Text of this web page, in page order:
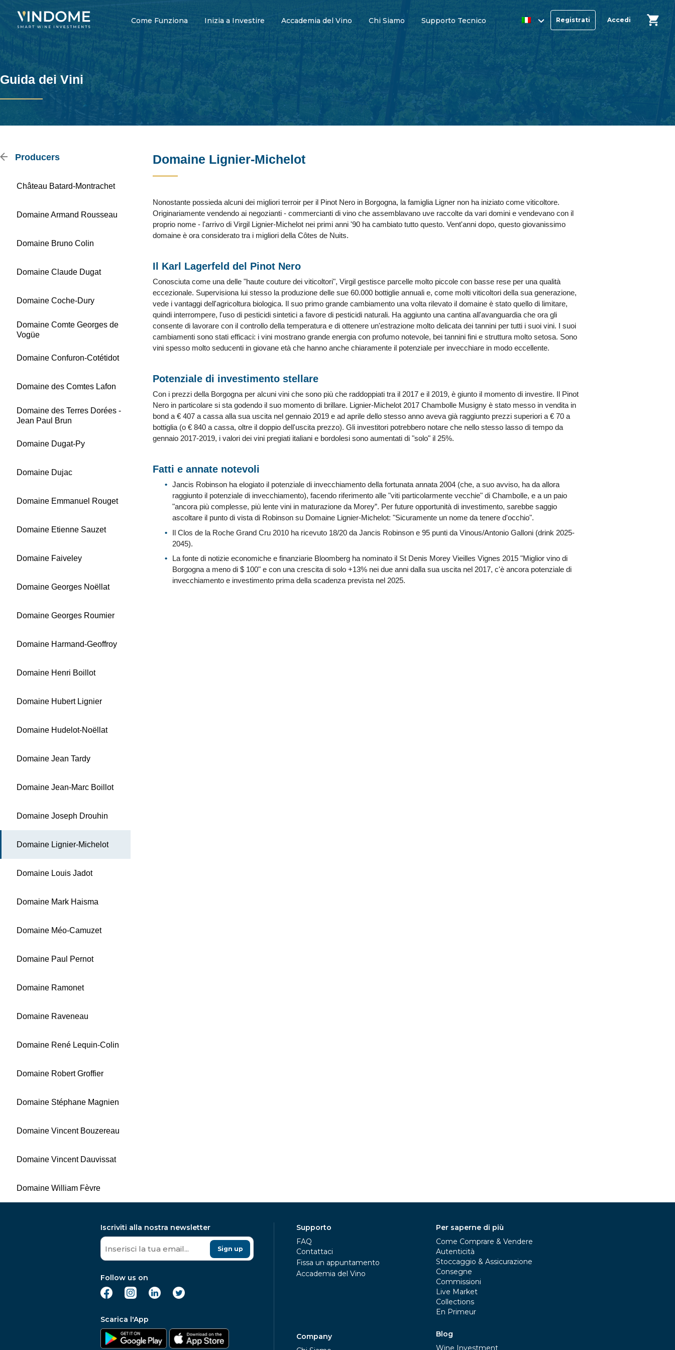
Come Funziona Inizia a Investire Accademia del Vino Chi Siamo Supporto Tecnico Registrati Accedi
Guida dei Vini
Producers
Château Batard-Montrachet
Domaine Armand Rousseau
Domaine Bruno Colin
Domaine Claude Dugat
Domaine Coche-Dury
Domaine Comte Georges de
Vogüe
Domaine Confuron-Cotétidot
Domaine des Comtes Lafon
Domaine des Terres Dorées -
Jean Paul Brun
Domaine Dugat-Py
Domaine Dujac
Domaine Emmanuel Rouget
Domaine Etienne Sauzet
Domaine Faiveley
Domaine Georges Noëllat
Domaine Georges Roumier
Domaine Harmand-Geoffroy
Domaine Henri Boillot
Domaine Hubert Lignier
Domaine Hudelot-Noëllat
Domaine Jean Tardy
Domaine Jean-Marc Boillot
Domaine Joseph Drouhin
Domaine Lignier-Michelot
Domaine Louis Jadot
Domaine Mark Haisma
Domaine Méo-Camuzet
Domaine Paul Pernot
Domaine Ramonet
Domaine Raveneau
Domaine René Lequin-Colin
Domaine Robert Groffier
Domaine Stéphane Magnien
Domaine Vincent Bouzereau
Domaine Vincent Dauvissat
Domaine William Fèvre
Domaine Lignier-Michelot
Nonostante possieda alcuni dei migliori terroir per il Pinot Nero in Borgogna, la famiglia Ligner non ha iniziato come viticoltore.
Originariamente vendendo ai negozianti - commercianti di vino che assemblavano uve raccolte da vari domini e vendevano con il
proprio nome - l'arrivo di Virgil Lignier-Michelot nei primi anni '90 ha cambiato tutto questo. Vent'anni dopo, questo giovanissimo
domaine è ora considerato tra i migliori della Côtes de Nuits.
Il Karl Lagerfeld del Pinot Nero
Conosciuta come una delle "haute couture dei viticoltori", Virgil gestisce parcelle molto piccole con basse rese per una qualità
eccezionale. Supervisiona lui stesso la produzione delle sue 60.000 bottiglie annuali e, come molti viticoltori della sua generazione,
vede i vantaggi dell'agricoltura biologica. Il suo primo grande cambiamento una volta rilevato il domaine è stato quello di limitare,
quindi interrompere, l'uso di pesticidi sintetici a favore di pesticidi naturali. Ha aggiunto una cantina all'avanguardia che ora gli
consente di lavorare con il controllo della temperatura e di ottenere un'estrazione molto delicata dei tannini per tutti i suoi vini. I suoi
cambiamenti sono stati efficaci: i vini mostrano grande energia con profumo notevole, bei tannini fini e struttura molto setosa. Sono
vini spesso molto seducenti in giovane età che hanno anche chiaramente il potenziale per invecchiare in modo eccellente.
Potenziale di investimento stellare
Con i prezzi della Borgogna per alcuni vini che sono più che raddoppiati tra il 2017 e il 2019, è giunto il momento di investire. Il Pinot
Nero in particolare si sta godendo il suo momento di brillare. Lignier-Michelot 2017 Chambolle Musigny è stato messo in vendita in
bond a € 407 a cassa alla sua uscita nel gennaio 2019 e ad aprile dello stesso anno aveva già raggiunto prezzi superiori a € 70 a
bottiglia (o € 840 a cassa, oltre il doppio dell'uscita prezzo). Gli investitori potrebbero notare che nello stesso lasso di tempo da
gennaio 2017-2019, i valori dei vini pregiati italiani e bordolesi sono aumentati di "solo" il 25%.
Fatti e annate notevoli
Jancis Robinson ha elogiato il potenziale di invecchiamento della fortunata annata 2004 (che, a suo avviso, ha da allora
raggiunto il potenziale di invecchiamento), facendo riferimento alle "viti particolarmente vecchie" di Chambolle, e a un paio
"ancora più complesse, più lente vini in maturazione da Morey”. Per future opportunità di investimento, sarebbe saggio
ascoltare il punto di vista di Robinson su Domaine Lignier-Michelot: "Sicuramente un nome da tenere d'occhio".
Il Clos de la Roche Grand Cru 2010 ha ricevuto 18/20 da Jancis Robinson e 95 punti da Vinous/Antonio Galloni (drink 2025-
2045).
La fonte di notizie economiche e finanziarie Bloomberg ha nominato il St Denis Morey Vieilles Vignes 2015 "Miglior vino di
Borgogna a meno di $ 100" e con una crescita di solo +13% nei due anni dalla sua uscita nel 2017, c'è ancora potenziale di
invecchiamento e investimento prima della scadenza prevista nel 2025.
Iscriviti alla nostra newsletter
Sign up
Follow us on
Scarica l'App
Supporto
FAQ
Contattaci
Fissa un appuntamento
Accademia del Vino
Company
Per saperne di più
Come Comprare & Vendere
Autenticità
Stoccaggio & Assicurazione
Consegne
Commissioni
Live Market
Collections
En Primeur
Blog
Wine Investment